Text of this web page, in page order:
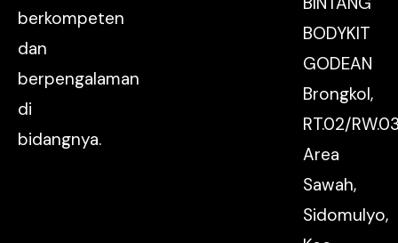
berkompeten
dan
berpengalaman
di
bidangnya.
BODYKIT
GODEAN
Brongkol,
RT.02/
Area
Sawah,
Sidomulyo,